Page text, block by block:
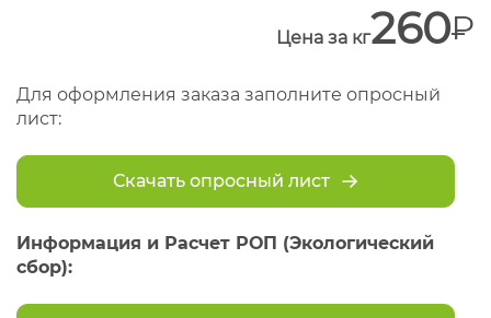
Цена за кг260
Для оформления заказа заполните опросный
лист:
Скачать опросный лист
Информация и Расчет РОП (Экологический
сбор):